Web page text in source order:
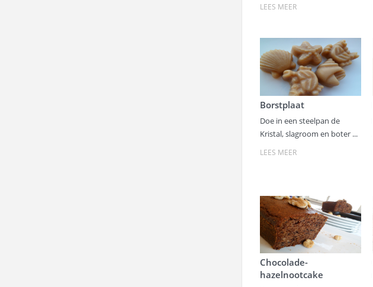
LEES MEER
Borstplaat
Doe in een steelpan de
Kristal, slagroom en boter ...
LEES MEER
Chocolade-
hazelnootcake